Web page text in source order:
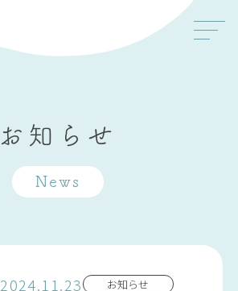
お知らせ
News
2024.11.23 お知らせ